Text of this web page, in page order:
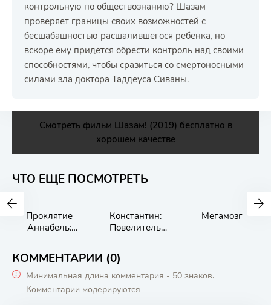
контрольную по обществознанию? Шазам
проверяет границы своих возможностей с
бесшабашностью расшалившегося ребенка, но
вскоре ему придётся обрести контроль над своими
способностями, чтобы сразиться со смертоносными
силами зла доктора Таддеуса Сиваны.
Смотреть фильм Шазам! (2019) бесплатно в
хорошем качестве
ЧТО ЕЩЕ ПОСМОТРЕТЬ
Проклятие
Аннабель:
Константин:
Повелитель
Мегамозг
КОММЕНТАРИИ (0)
Минимальная длина комментария - 50 знаков.
Комментарии модерируются